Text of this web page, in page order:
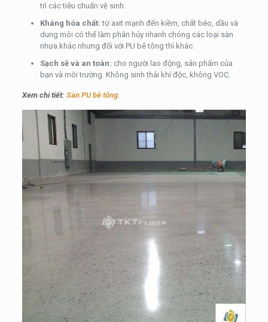
trì các tiêu chuẩn vệ sinh.
Kháng hóa chất: từ axit mạnh đến kiềm, chất béo, dầu và
dung môi có thể làm phân hủy nhanh chóng các loại sàn
nhựa khác nhưng đối với PU bê tông thì khác.
Sạch sẽ và an toàn: cho người lao động, sản phẩm của
bạn và môi trường. Không sinh thải khí độc, không VOC.
Xem chi tiết: Sàn PU bê tông.